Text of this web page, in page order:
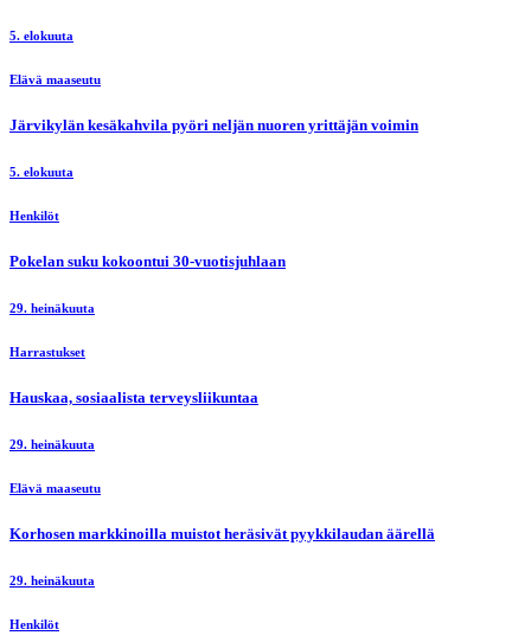
5. elokuuta
Elävä maaseutu
Järvikylän kesäkahvila pyöri neljän nuoren yrittäjän voimin
5. elokuuta
Henkilöt
Pokelan suku kokoontui 30-vuotisjuhlaan
29. heinäkuuta
Harrastukset
Hauskaa, sosiaalista terveysliikuntaa
29. heinäkuuta
Elävä maaseutu
Korhosen markkinoilla muistot heräsivät pyykkilaudan äärellä
29. heinäkuuta
Henkilöt